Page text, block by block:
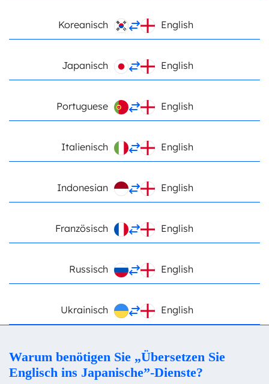
Koreanisch English
Japanisch English
Portuguese English
Italienisch English
Indonesian English
Französisch English
Russisch English
Ukrainisch English
Warum benötigen Sie „Übersetzen Sie
Englisch ins Japanische”-Dienste?